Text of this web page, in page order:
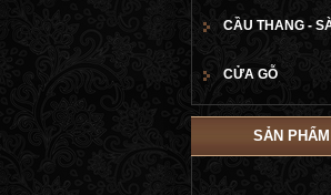
CẦU THANG -
CỬA GỖ
SẢN